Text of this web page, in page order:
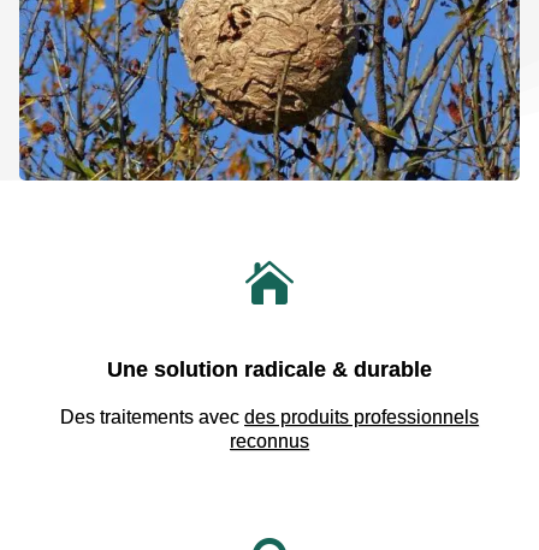

Une solution radicale & durable
Des traitements avec des produits professionnels
reconnus